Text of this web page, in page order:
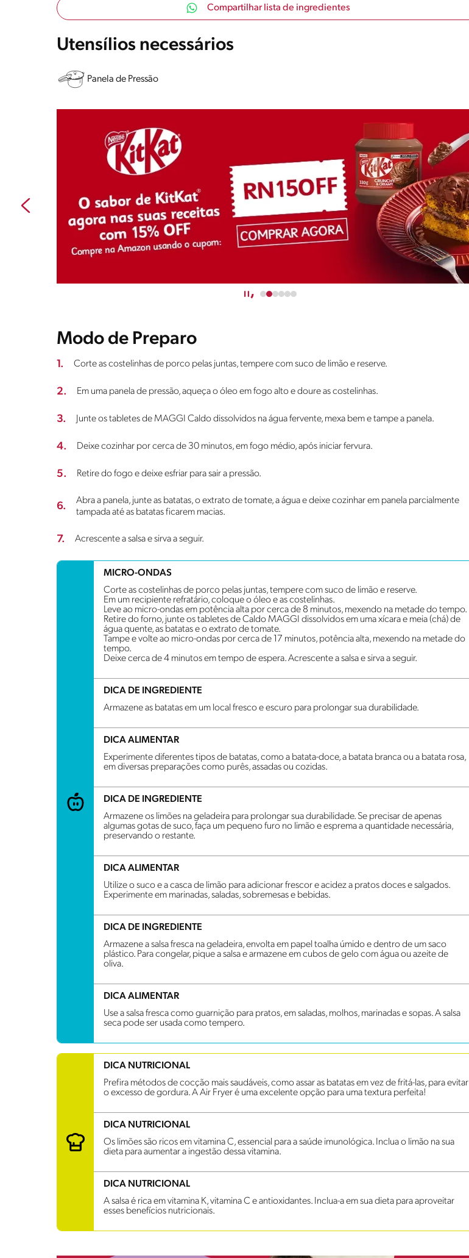
Compartilhar lista de ingredientes
Utensílios necessários
Panela de Pressão
Modo de Preparo
1. Corte as costelinhas de porco pelas juntas, tempere com suco de limão e reserve.
2. Em uma panela de pressão, aqueça o óleo em fogo alto e doure as costelinhas.
3. Junte os tabletes de MAGGI Caldo dissolvidos na água fervente, mexa bem e tampe a panela.
4. Deixe cozinhar por cerca de 30 minutos, em fogo médio, após iniciar fervura.
5. Retire do fogo e deixe esfriar para sair a pressão.
6.
Abra a panela, junte as batatas, o extrato de tomate, a água e deixe cozinhar em panela parcialmente
tampada até as batatas ficarem macias.
7. Acrescente a salsa e sirva a seguir.
MICRO-ONDAS
Corte as costelinhas de porco pelas juntas, tempere com suco de limão e reserve.
Em um recipiente refratário, coloque o óleo e as costelinhas.
Leve ao micro-ondas em potência alta por cerca de 8 minutos, mexendo na metade do tempo.
Retire do forno, junte os tabletes de Caldo MAGGI dissolvidos em uma xícara e meia (chá) de
água quente, as batatas e o extrato de tomate.
Tampe e volte ao micro-ondas por cerca de 17 minutos, potência alta, mexendo na metade do
tempo.
Deixe cerca de 4 minutos em tempo de espera. Acrescente a salsa e sirva a seguir.
DICA DE INGREDIENTE
Armazene as batatas em um local fresco e escuro para prolongar sua durabilidade.
DICA ALIMENTAR
Experimente diferentes tipos de batatas, como a batata-doce, a batata branca ou a batata rosa,
em diversas preparações como purês, assadas ou cozidas.
DICA DE INGREDIENTE
Armazene os limões na geladeira para prolongar sua durabilidade. Se precisar de apenas
algumas gotas de suco, faça um pequeno furo no limão e esprema a quantidade necessária,
preservando o restante.
DICA ALIMENTAR
Utilize o suco e a casca de limão para adicionar frescor e acidez a pratos doces e salgados.
Experimente em marinadas, saladas, sobremesas e bebidas.
DICA DE INGREDIENTE
Armazene a salsa fresca na geladeira, envolta em papel toalha úmido e dentro de um saco
plástico. Para congelar, pique a salsa e armazene em cubos de gelo com água ou azeite de
oliva.
DICA ALIMENTAR
Use a salsa fresca como guarnição para pratos, em saladas, molhos, marinadas e sopas. A salsa
seca pode ser usada como tempero.
DICA NUTRICIONAL
Prefira métodos de cocção mais saudáveis, como assar as batatas em vez de fritá-las, para evitar
o excesso de gordura. A Air Fryer é uma excelente opção para uma textura perfeita!
DICA NUTRICIONAL
Os limões são ricos em vitamina C, essencial para a saúde imunológica. Inclua o limão na sua
dieta para aumentar a ingestão dessa vitamina.
DICA NUTRICIONAL
A salsa é rica em vitamina K, vitamina C e antioxidantes. Inclua-a em sua dieta para aproveitar
esses benefícios nutricionais.